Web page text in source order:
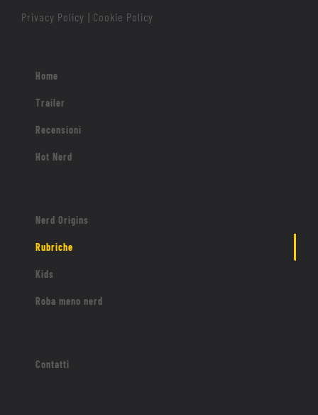
Privacy Policy Cookie Policy
Home
Trailer
Recensioni
Hot Nerd
Nerd Origins
Rubriche
Kids
Roba meno nerd
Contatti